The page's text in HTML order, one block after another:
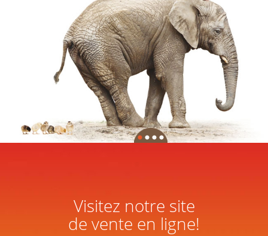
Visitez notre site
de vente en ligne!